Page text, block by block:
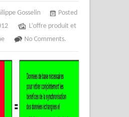
Gosselin
Posted
L’offre produit et
No Comments.